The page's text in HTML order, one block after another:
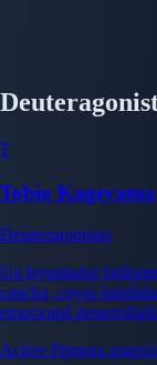
T
Tobio Kageyama
Deuteragonistas
Un levantador
cancha, cuyas
emocional
jugador de equipo
Active Primera